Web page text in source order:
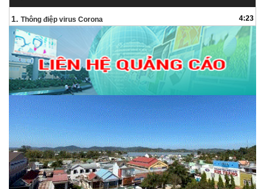
1. Thông điệp virus Corona 4:23